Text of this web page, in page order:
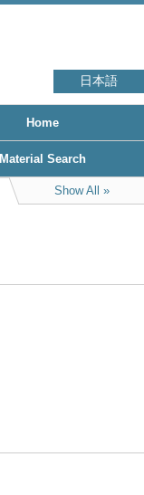
日本語
Home
Material Search
Show All